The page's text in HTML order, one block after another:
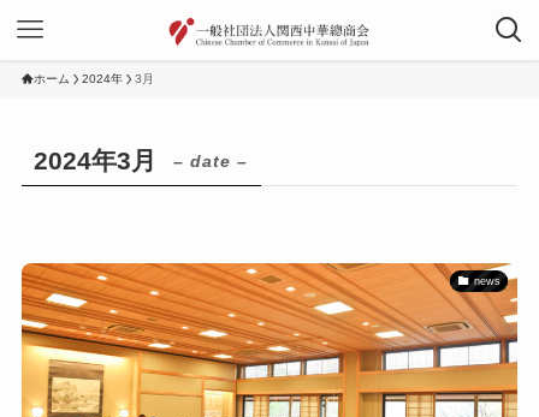
ホーム 2024年 3月
2024年3月 – date –
news